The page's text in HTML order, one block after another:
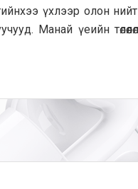
үхлээр олон
Манай үеийн